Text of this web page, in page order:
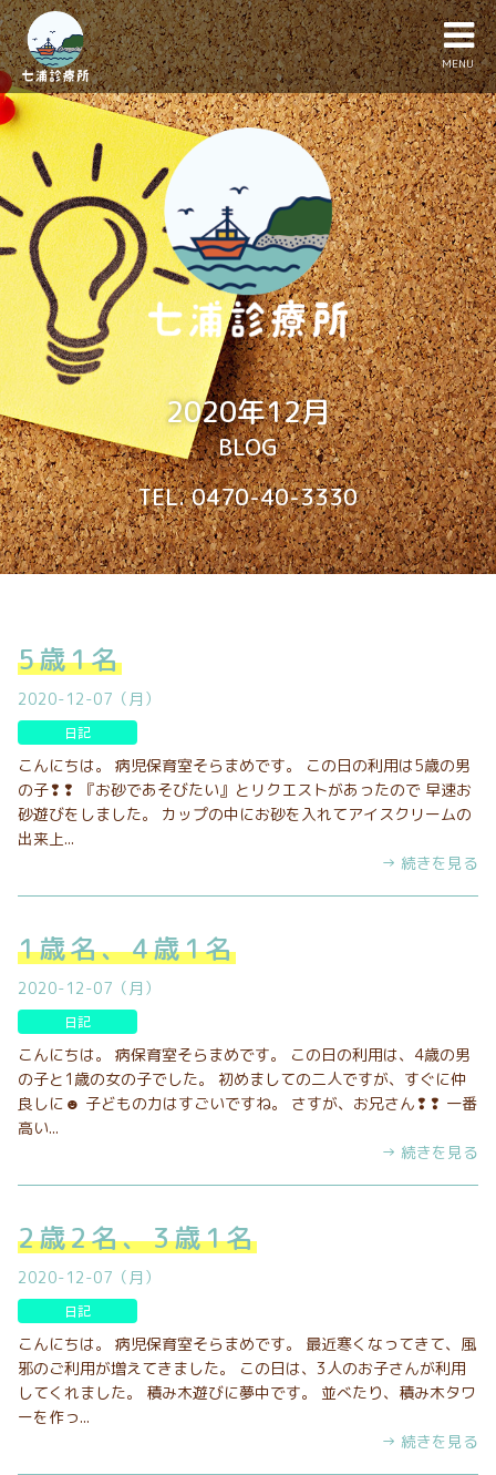
MENU
2020年12月
BLOG
TEL. 0470-40-3330
5歳1名
2020-12-07（月）
日記
こんにちは。 病児保育室そらまめです。 この日の利用は5歳の男
の子❢❢ 『お砂であそびたい』とリクエストがあったので 早速お
砂遊びをしました。 カップの中にお砂を入れてアイスクリームの
出来上...
→ 続きを見る
1歳名、4歳1名
2020-12-07（月）
日記
こんにちは。 病保育室そらまめです。 この日の利用は、4歳の男
の子と1歳の女の子でした。 初めましての二人ですが、すぐに仲
良しに☻ 子どもの力はすごいですね。 さすが、お兄さん❢❢ 一番
高い...
→ 続きを見る
2歳2名、3歳1名
2020-12-07（月）
日記
こんにちは。 病児保育室そらまめです。 最近寒くなってきて、風
邪のご利用が増えてきました。 この日は、3人のお子さんが利用
してくれました。 積み木遊びに夢中です。 並べたり、積み木タワ
ーを作っ...
→ 続きを見る